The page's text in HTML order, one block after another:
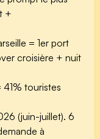
+
= 1er port
croisière + nuit
41% touristes
(juin-juillet). 6
à